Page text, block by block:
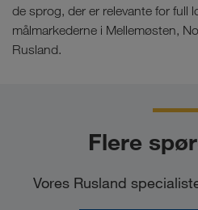
de sprog, der er relevante for full
målmarkederne i Mellemøsten,
Rusland.
Flere
Vores Rusland